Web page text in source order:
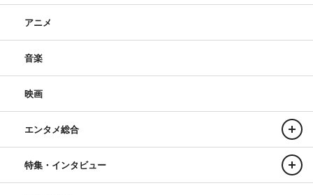
アニメ
音楽
映画
エンタメ総合
特集・インタビュー